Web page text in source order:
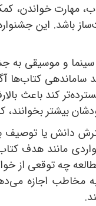
خواندن،
باشد. این
و موسیقی به
ساماندهی کتاب‌ها
کند باعث
بیشتر
دانش یا
مانند هدف
چه توقعی از
مخاطب اجازه